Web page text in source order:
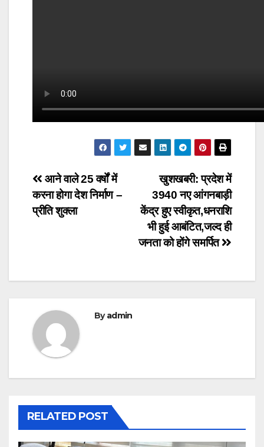
Post
navigation
खुशखबरी: प्रदेश में
3940 नए आंगनबाड़ी
केंद्र हुए स्वीकृत,धनराशि
भी हुई आबंटित,जल्द ही
जनता को होंगे समर्पित
आने वाले 25 वर्षों में
करना होगा देश निर्माण –
प्रीति शुक्ला
Byadmin
RELATED POST